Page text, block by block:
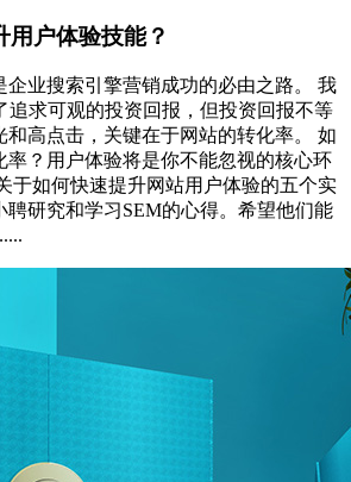
用户体验技能？
企业搜索引擎营销成功的必由之路。 我
追求可观的投资回报，但投资回报不等
和高点击，关键在于网站的转化率。 如
率？用户体验将是你不能忽视的核心环
于如何快速提升网站用户体验的五个实
聘研究和学习SEM的心得。希望他们能